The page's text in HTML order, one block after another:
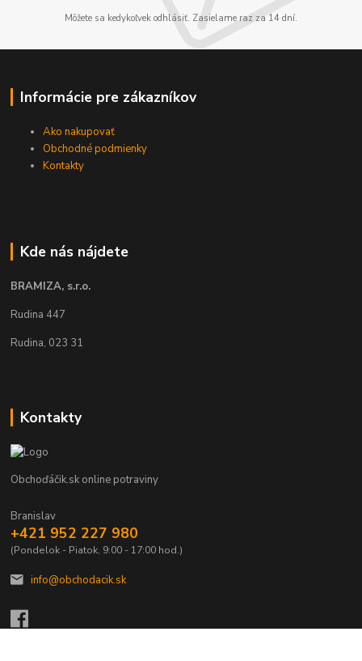
Môžete sa kedykoľvek odhlásiť. Zasielame raz za 14 dní.
Informácie pre zákazníkov
Ako nakupovať
Obchodné podmienky
Kontakty
Kde nás nájdete
BRAMIZA, s.r.o.
Rudina 447
Rudina, 023 31
Kontakty
Obchoďáčik.sk online potraviny
Branislav
+421 952 227 980
(Pondelok - Piatok, 9:00 - 17:00 hod.)
info@obchodacik.sk